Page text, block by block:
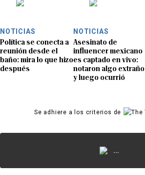
NOTICIAS
Política se conecta a
reunión desde el
baño: mira lo que hizo
después
NOTICIAS
Asesinato de
influencer mexicano
es captado en vivo:
notaron algo extraño
y luego ocurrió
Se adhiere a los criterios de
...